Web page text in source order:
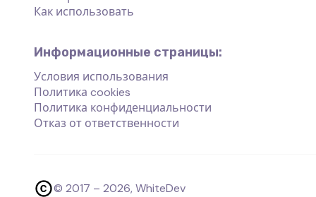
Как использовать
Информационные страницы:
Условия использования
Политика cookies
Политика конфиденциальности
Отказ от ответственности
© 2017 – 2026, WhiteDev